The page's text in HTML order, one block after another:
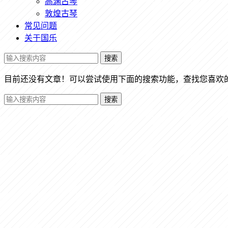
敦煌古琴
常见问题
关于国乐
搜索
目前还没有文章！可以尝试使用下面的搜索功能，查找您喜欢
搜索